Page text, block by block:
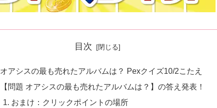
目次
オアシスの最も売れたアルバムは？ Pexクイズ10/2こたえ
【問題 オアシスの最も売れたアルバムは？】の答え発表！
おまけ：クリックポイントの場所